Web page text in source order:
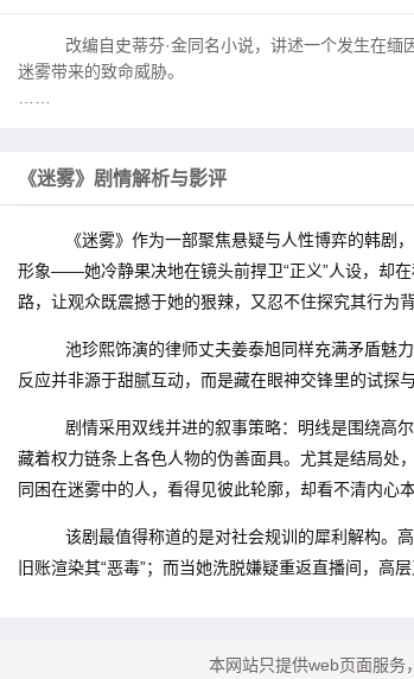
改编自史蒂芬·金同名小说，讲述一个发生在
迷雾带来的致命威胁。
《迷雾》剧情解析与影评
《迷雾》作为一部聚焦悬疑与人性博弈的韩
形象——她冷静果决地在镜头前捍卫“正义”人设，却
路，让观众既震撼于她的狠辣，又忍不住探究其行为
池珍熙饰演的律师丈夫姜泰旭同样充满矛盾魅
反应并非源于甜腻互动，而是藏在眼神交锋里的试探
剧情采用双线并进的叙事策略：明线是围绕高
藏着权力链条上各色人物的伪善面具。尤其是结局
同困在迷雾中的人，看得见彼此轮廓，却看不清内心本
该剧最值得称道的是对社会规训的犀利解构。
旧账渲染其“恶毒”；而当她洗脱嫌疑重返直播间，高
本网站只提供web页面服务